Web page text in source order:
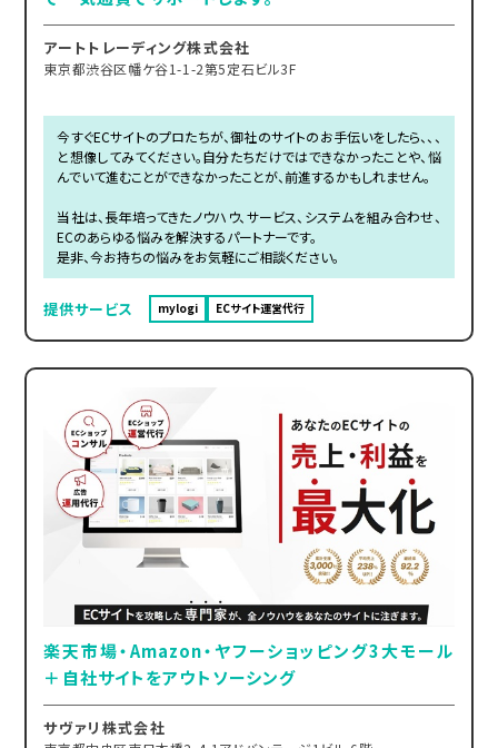
アートトレーディング株式会社
東京都渋谷区幡ケ谷1-1-2第5定石ビル3F
今すぐECサイトのプロたちが、御社のサイトのお手伝いをしたら、、、
と想像してみてください。自分たちだけではできなかったことや、悩
んでいて進むことができなかったことが、前進するかもしれません。
当社は、長年培ってきたノウハウ、サービス、システムを組み合わせ、
ECのあらゆる悩みを解決するパートナーです。
是非、今お持ちの悩みをお気軽にご相談ください。
提供サービス mylogi ECサイト運営代行
楽天市場・Amazon・ヤフーショッピング3大モール
＋自社サイトをアウトソーシング
サヴァリ株式会社